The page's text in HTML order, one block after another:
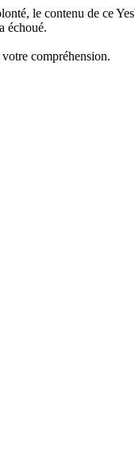
le contenu de ce
échoué.
compréhension.